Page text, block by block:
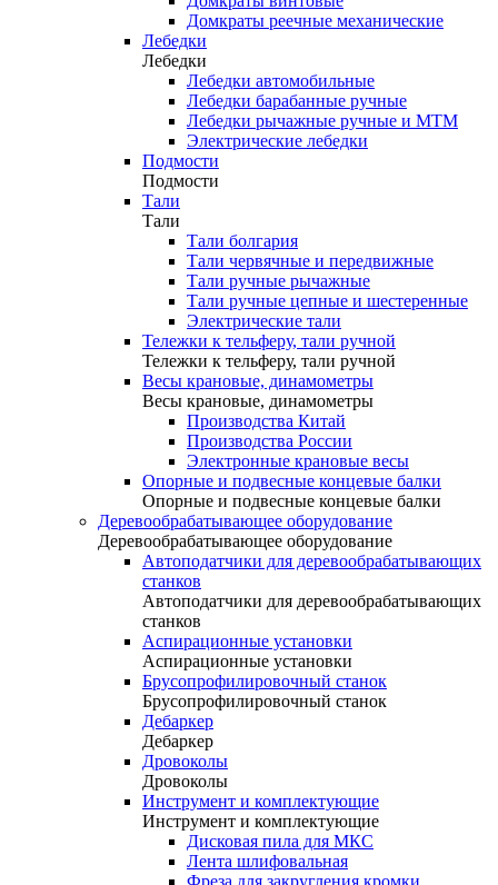
Домкраты реечные механические
Лебедки
Лебедки
Лебедки автомобильные
Лебедки барабанные ручные
Лебедки рычажные ручные и МТМ
Электрические лебедки
Подмости
Подмости
Тали
Тали
Тали болгария
Тали червячные и передвижные
Тали ручные рычажные
Тали ручные цепные и шестеренные
Электрические тали
Тележки к тельферу, тали ручной
Тележки к тельферу, тали ручной
Весы крановые, динамометры
Весы крановые, динамометры
Производства Китай
Производства России
Электронные крановые весы
Опорные и подвесные концевые балки
Опорные и подвесные концевые балки
Деревообрабатывающее оборудование
Деревообрабатывающее оборудование
Автоподатчики для деревообрабатывающих
станков
Автоподатчики для деревообрабатывающих
станков
Аспирационные установки
Аспирационные установки
Брусопрофилировочный станок
Брусопрофилировочный станок
Дебаркер
Дебаркер
Дровоколы
Дровоколы
Инструмент и комплектующие
Инструмент и комплектующие
Дисковая пила для МКС
Лента шлифовальная
Фреза для закругления кромки